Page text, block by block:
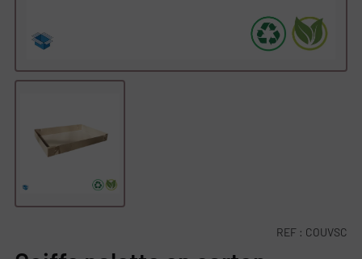
REF : COUVSC